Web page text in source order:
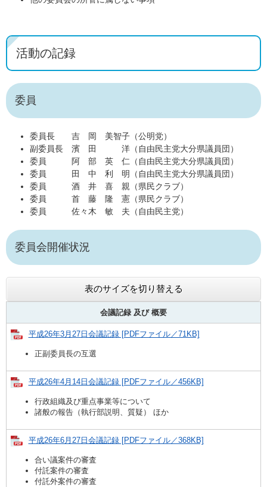
活動の記録
委員
委員長 吉 岡 美智子（公明党）
副委員長 濱 田 洋（自由民主党大分県議員団）
委員 阿 部 英 仁（自由民主党大分県議員団）
委員 田 中 利 明（自由民主党大分県議員団）
委員 酒 井 喜 親（県民クラブ）
委員 首 藤 隆 憲（県民クラブ）
委員 佐々木 敏 夫（自由民主党）
委員会開催状況
表のサイズを切り替える
会議記録 及び 概要
平成26年3月27日会議記録 [PDFファイル／71KB]
正副委員長の互選
平成26年4月14日会議記録 [PDFファイル／456KB]
行政組織及び重点事業等について
諸般の報告（執行部説明、質疑） ほか
平成26年6月27日会議記録 [PDFファイル／368KB]
合い議案件の審査
付託案件の審査
付託外案件の審査